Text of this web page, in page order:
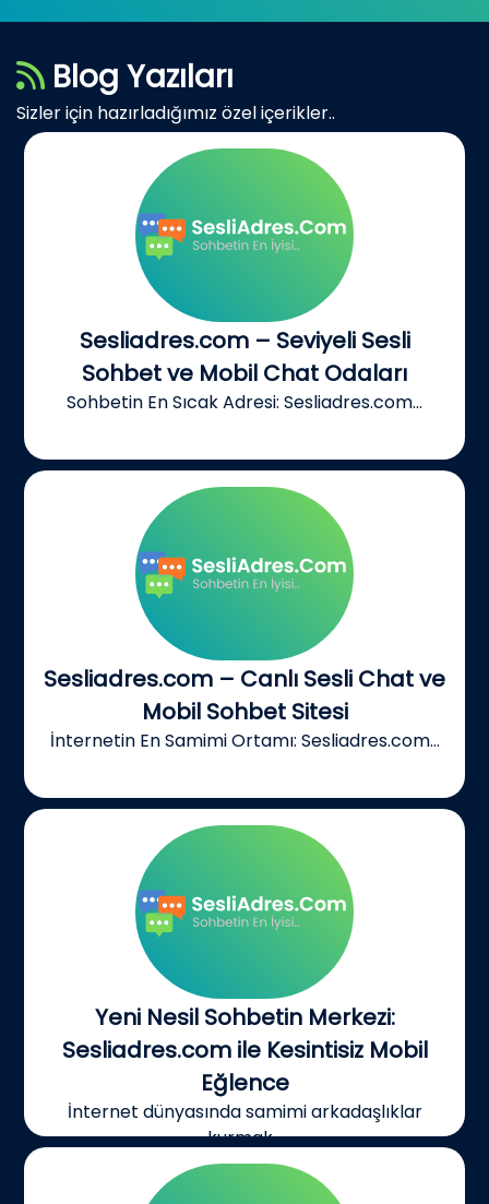
Blog Yazıları
Sizler için hazırladığımız özel içerikler..
Sesliadres.com – Seviyeli Sesli
Sohbet ve Mobil Chat Odaları
Sohbetin En Sıcak Adresi: Sesliadres.com...
Sesliadres.com – Canlı Sesli Chat ve
Mobil Sohbet Sitesi
İnternetin En Samimi Ortamı: Sesliadres.com...
Yeni Nesil Sohbetin Merkezi:
Sesliadres.com ile Kesintisiz Mobil
Eğlence
İnternet dünyasında samimi arkadaşlıklar
kurmak...